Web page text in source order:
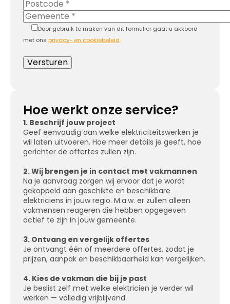
Door gebruik te maken van dit formulier gaat u akkoord
met ons privacy- en cookiebeleid.
Hoe werkt onze service?
1. Beschrijf jouw project
Geef eenvoudig aan welke elektriciteitswerken je
wil laten uitvoeren. Hoe meer details je geeft, hoe
gerichter de offertes zullen zijn.
2. Wij brengen je in contact met vakmannen
Na je aanvraag zorgen wij ervoor dat je wordt
gekoppeld aan geschikte en beschikbare
elektriciens in jouw regio. M.a.w. er zullen alleen
vakmensen reageren die hebben opgegeven
actief te zijn in jouw gemeente.
3. Ontvang en vergelijk offertes
Je ontvangt één of meerdere offertes, zodat je
prijzen, aanpak en beschikbaarheid kan vergelijken.
4. Kies de vakman die bij je past
Je beslist zelf met welke elektricien je verder wil
werken — volledig vrijblijvend.